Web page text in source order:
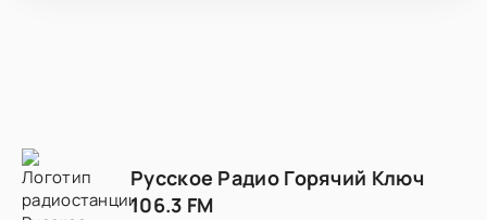
Русское Радио Горячий Ключ
106.3 FM